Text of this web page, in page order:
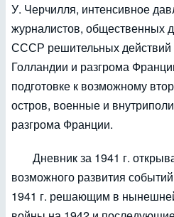
У. Черчилля, интенсивное
журналистов, общественных
СССР решительных действий
Голландии и разгрома
подготовке к возможному
остров, военные и
разгрома Франции.
Дневник за 1941 г.
возможного развития
1941 г. решающим в